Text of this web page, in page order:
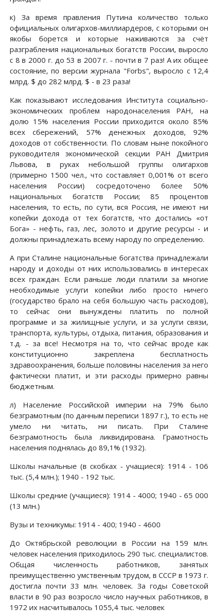
к) За время правления Путина количество только
официальных олигархов-миллиардеров, с которыми он
якобы борется и которые наживаются за счёт
разграбления национальных богатств России, выросло
с 8 в 2000 г. до 53 в 2007 г. - почти в 7 раз! А их общее
состояние, по версии журнала "Forbs", выросло с 12,4
млрд. $ до 282 млрд. $ - в 23 раза!
Как показывают исследования Института социально-
экономических проблем народонаселения РАН, на
долю 15% населения России приходится около 85%
всех сбережений, 57% денежных доходов, 92%
доходов от собственности. По словам ныне покойного
руководителя экономической секции РАН Дмитрия
Львова, в руках небольшой группы олигархов
(примерно 1500 чел., что составляет 0,001% от всего
населения России) сосредоточено более 50%
национальных богатств России; 85 процентов
населения, то есть, по сути, вся Россия, не имеют ни
копейки дохода от тех богатств, что достались «от
Бога» - нефть, газ, лес, золото и другие ресурсы - и
должны принадлежать всему народу по определению.
А при Сталине национальные богатства принадлежали
народу и доходы от них использовались в интересах
всех граждан. Если раньше люди платили за многие
необходимые услуги копейки либо просто ничего
(государство брало на себя большую часть расходов),
то сейчас они вынуждены платить по полной
программе и за жилищные услуги, и за услуги связи,
транспорта, культуры, отдыха, питания, образования и
т.д. - за все! Несмотря на то, что сейчас вроде как
конституционно закреплена бесплатность
здравоохранения, больше половины населения за него
фактически платит, и эти расходы примерно равны
бюджетным.
л) Население Российской империи на 79% было
безграмотным (по данным переписи 1897 г.), то есть не
умело ни читать, ни писать. При Сталине
безграмотность была ликвидирована. Грамотность
населения поднялась до 89,1% (1932).
Школы начальные (в скобках - учащиеся): 1914 - 106
тыс. (5,4 млн.); 1940 - 192 тыс.
Школы средние (учащиеся): 1914 - 4000; 1940 - 65 000
(13 млн.)
Вузы и техникумы: 1914 - 400; 1940 - 4600
До Октябрьской революции в России на 159 млн.
человек населения приходилось 290 тыс. специалистов.
Общая численность работников, занятых
преимущественно умственным трудом, в СССР в 1973 г.
достигла почти 33 млн. человек. За годы Советской
власти в 90 раз возросло число научных работников, в
1972 их насчитывалось 1055,4 тыс. человек